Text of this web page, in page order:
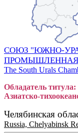
СОЮЗ "ЮЖНО-
ПРОМЫШЛЕННАЯ
The South Urals
Обладатель
Азиатско-
Челябинская
Russia, Chelyabinsk